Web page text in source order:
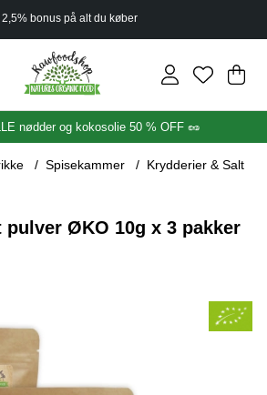
2,5% bonus på alt du køber
.
nødder og kokosolie 50 % OFF 🥜
Spisekammer Krydderier & Salt
pulver ØKO 10g x 3 pakker
0 ud af 5 Antal vurderinger 0
pulver ØKO 10g x 3 pakker